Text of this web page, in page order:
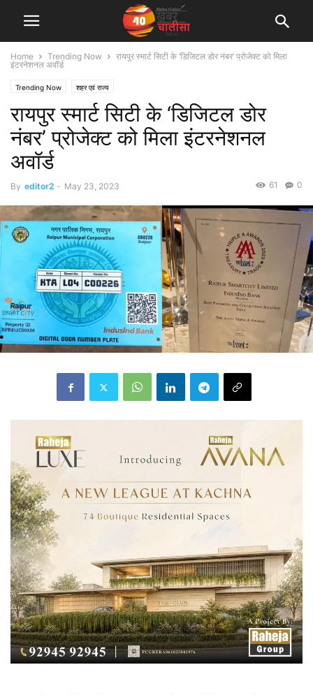
Home Trending Now
रायपुर स्मार्ट सिटी के ‘डिजिटल डोर नंबर’ प्रोजेक्ट को मिला
इंटरनेशनल अवॉर्ड
Trending Now शहर एवं राज्य
रायपुर स्मार्ट सिटी के ‘डिजिटल डोर
नंबर’ प्रोजेक्ट को मिला इंटरनेशनल
अवॉर्ड
By editor2 - May 23, 2023 0
61